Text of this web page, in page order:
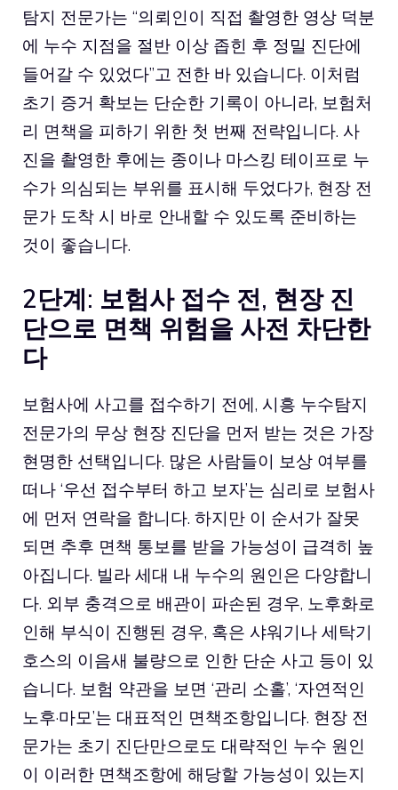
탐지 전문가는 “의뢰인이 직접 촬영한 영상 덕분
에 누수 지점을 절반 이상 좁힌 후 정밀 진단에
들어갈 수 있었다”고 전한 바 있습니다. 이처럼
초기 증거 확보는 단순한 기록이 아니라, 보험처
리 면책을 피하기 위한 첫 번째 전략입니다. 사
진을 촬영한 후에는 종이나 마스킹 테이프로 누
수가 의심되는 부위를 표시해 두었다가, 현장 전
문가 도착 시 바로 안내할 수 있도록 준비하는
것이 좋습니다.
2단계: 보험사 접수 전, 현장 진
단으로 면책 위험을 사전 차단한
다
보험사에 사고를 접수하기 전에, 시흥 누수탐지
전문가의 무상 현장 진단을 먼저 받는 것은 가장
현명한 선택입니다. 많은 사람들이 보상 여부를
떠나 ‘우선 접수부터 하고 보자’는 심리로 보험사
에 먼저 연락을 합니다. 하지만 이 순서가 잘못
되면 추후 면책 통보를 받을 가능성이 급격히 높
아집니다. 빌라 세대 내 누수의 원인은 다양합니
다. 외부 충격으로 배관이 파손된 경우, 노후화로
인해 부식이 진행된 경우, 혹은 샤워기나 세탁기
호스의 이음새 불량으로 인한 단순 사고 등이 있
습니다. 보험 약관을 보면 ‘관리 소홀’, ‘자연적인
노후·마모’는 대표적인 면책조항입니다. 현장 전
문가는 초기 진단만으로도 대략적인 누수 원인
이 이러한 면책조항에 해당할 가능성이 있는지